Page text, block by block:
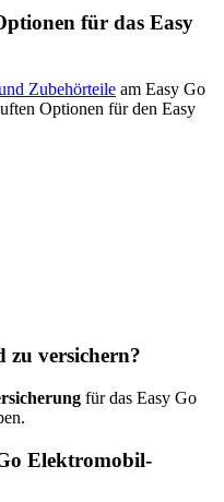
für das Easy
Zubehörteile am Easy Go
Optionen für den Easy
zu versichern?
für das Easy Go
Elektromobil-